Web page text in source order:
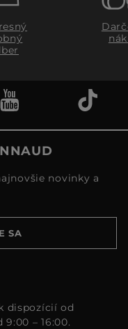
novinky a
SA
dispozícií od
– 16:00.